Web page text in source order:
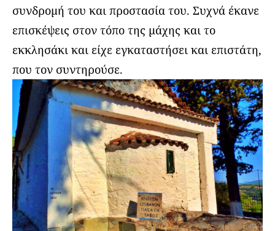
συνδρομή του και προστασία του. Συχνά έκανε
επισκέψεις στον τόπο της μάχης και το
εκκλησάκι και είχε εγκαταστήσει και επιστάτη,
που τον συντηρούσε.